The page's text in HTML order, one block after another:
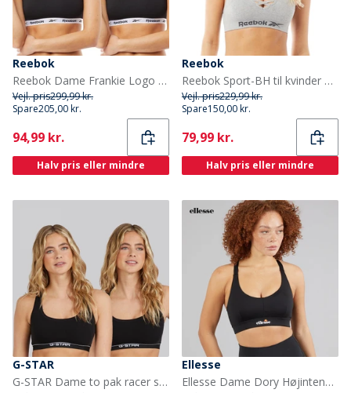
Reebok
Reebok Dame Frankie Logo Bomuld Braletter Topak Sort
Vejl. pris299,99 kr.
Spare205,00 kr.
Current
94,99 kr.
Halv pris eller mindre
Reebok
Reebok Sport-BH til kvinder Maryna Sømløs Grå Melange
Vejl. pris229,99 kr.
Spare150,00 kr.
Current
79,99 kr.
Halv pris eller mindre
G-STAR
G-STAR Dame to pak racer sportsundertøj Sort
Ellesse
Ellesse Dame Dory Højintens sports BH Sort